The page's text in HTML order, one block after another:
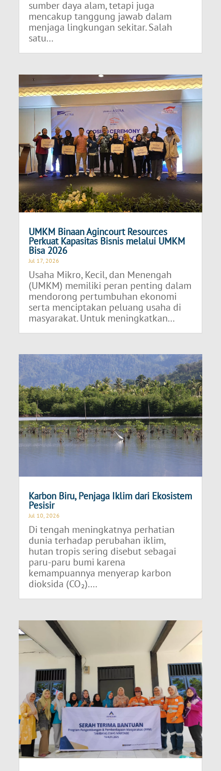
sumber daya alam, tetapi juga
mencakup tanggung jawab dalam
menjaga lingkungan sekitar. Salah
satu...
UMKM Binaan Agincourt Resources
Perkuat Kapasitas Bisnis melalui UMKM
Bisa 2026
Jul 17, 2026
Usaha Mikro, Kecil, dan Menengah
(UMKM) memiliki peran penting dalam
mendorong pertumbuhan ekonomi
serta menciptakan peluang usaha di
masyarakat. Untuk meningkatkan...
Karbon Biru, Penjaga Iklim dari Ekosistem
Pesisir
Jul 10, 2026
Di tengah meningkatnya perhatian
dunia terhadap perubahan iklim,
hutan tropis sering disebut sebagai
paru-paru bumi karena
kemampuannya menyerap karbon
dioksida (CO₂)....